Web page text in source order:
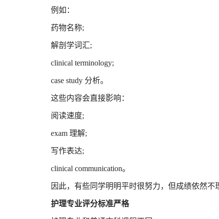
例如：
药物名称;
解剖学词汇;
clinical terminology;
case study 分析。
这些内容会直接影响：
阅读速度;
exam 理解;
写作表达;
clinical communication。
因此，有些同学明明平时很努力，但成绩依然不
护理专业评分标准严格